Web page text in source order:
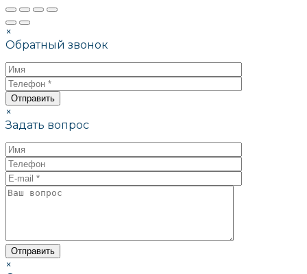
×
Обратный звонок
×
Задать вопрос
×